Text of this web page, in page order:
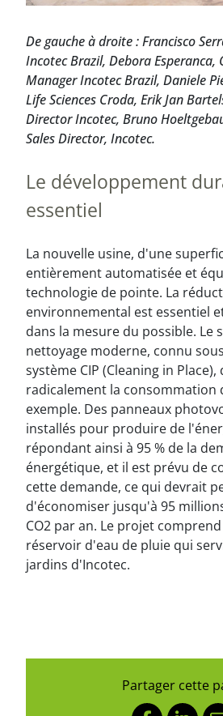
De gauche à droite : Francisco
Incotec Brazil, Debora Esperanca,
Manager Incotec Brazil, Daniele
Life Sciences Croda, Erik Jan
Director Incotec, Bruno
Sales Director, Incotec.
Le développement
essentiel
La nouvelle usine, d'une
entièrement automatisée et
technologie de pointe. La
environnemental est essentiel
dans la mesure du possible. Le
nettoyage moderne, connu
système CIP (Cleaning in
radicalement la consommation
exemple. Des panneaux
installés pour produire de
répondant ainsi à 95 % de la
énergétique, et il est prévu de
cette demande, ce qui devrait
d'économiser jusqu'à 95
CO2 par an. Le projet
réservoir d'eau de pluie qui
jardins d'Incotec.
Partager cette